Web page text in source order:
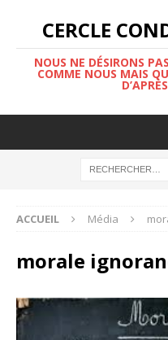
CERCLE
NOUS NE DÉSIRONS
COMME NOUS MAIS
ACCUEIL Média
morale